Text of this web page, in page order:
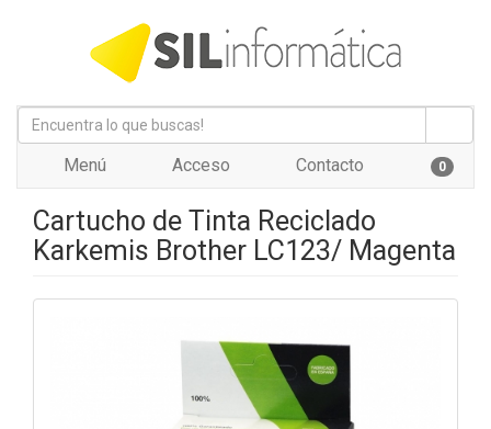
Menú Acceso Contacto 0
Cartucho de Tinta Reciclado
Karkemis Brother LC123/ Magenta